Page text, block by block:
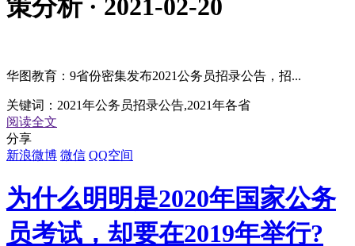
策分析 · 2021-02-20
华图教育：9省份密集发布2021公务员招录公告，招...
关键词： 2021年公务员招录公告,2021年各省
阅读全文
分享
新浪微博 微信 QQ空间
为什么明明是2020年国家公务
员考试，却要在2019年举行?